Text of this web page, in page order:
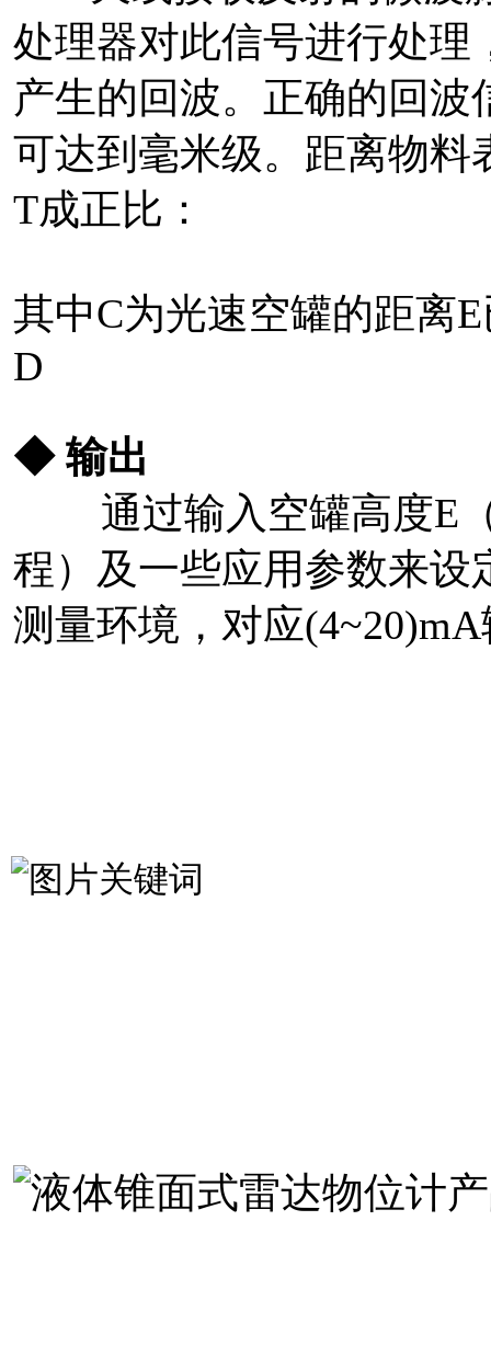
处理器对此信号进行处理
产生的回波。正确的回
可达到毫米级。距离物料
T成正比：
其中C为光速空罐的距离
D
◆ 输出
通过输入空罐高度E（
程）及一些应用参数来设
测量环境，对应